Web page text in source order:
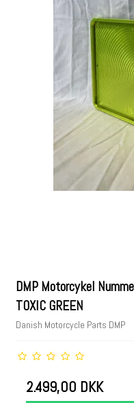
DMP Motorcykel
TOXIC GREEN
Danish Motorcycle Parts DMP
2.499,00 DKK